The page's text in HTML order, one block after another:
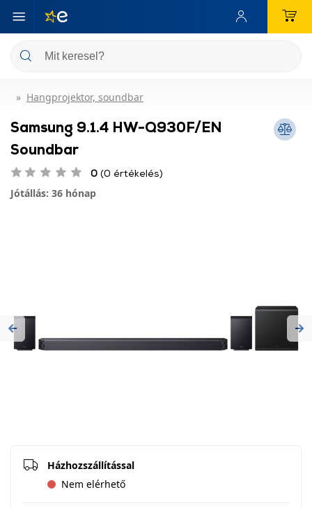
Hangprojektor, soundbar
Samsung 9.1.4 HW-Q930F/EN
Soundbar
0 (0 értékelés)
Jótállás: 36 hónap
Previous
Házhozszállítással
Nem elérhető